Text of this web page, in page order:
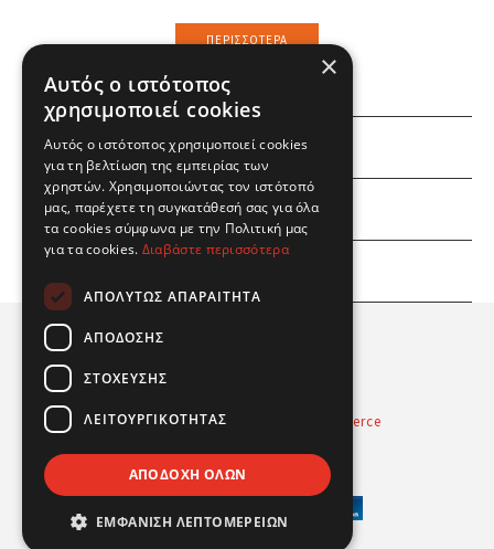
ΠΕΡΙΣΣΌΤΕΡΑ
ΕΜΕΙΣ
ΕΣΕΙΣ
Powered byRadicode
nopCommerce
×
Αυτός ο ιστότοπος
χρησιμοποιεί cookies
Αυτός ο ιστότοπος χρησιμοποιεί cookies
για τη βελτίωση της εμπειρίας των
χρηστών. Χρησιμοποιώντας τον ιστότοπό
μας, παρέχετε τη συγκατάθεσή σας για όλα
τα cookies σύμφωνα με την Πολιτική μας
για τα cookies. Διαβάστε περισσότερα
ΑΠΟΛΎΤΩΣ ΑΠΑΡΑΊΤΗΤΑ
ΑΠΌΔΟΣΗΣ
ΣΤΌΧΕΥΣΗΣ
ΛΕΙΤΟΥΡΓΙΚΌΤΗΤΑΣ
ΑΠΟΔΟΧΉ ΌΛΩΝ
ΕΜΦΆΝΙΣΗ ΛΕΠΤΟΜΕΡΕΙΏΝ